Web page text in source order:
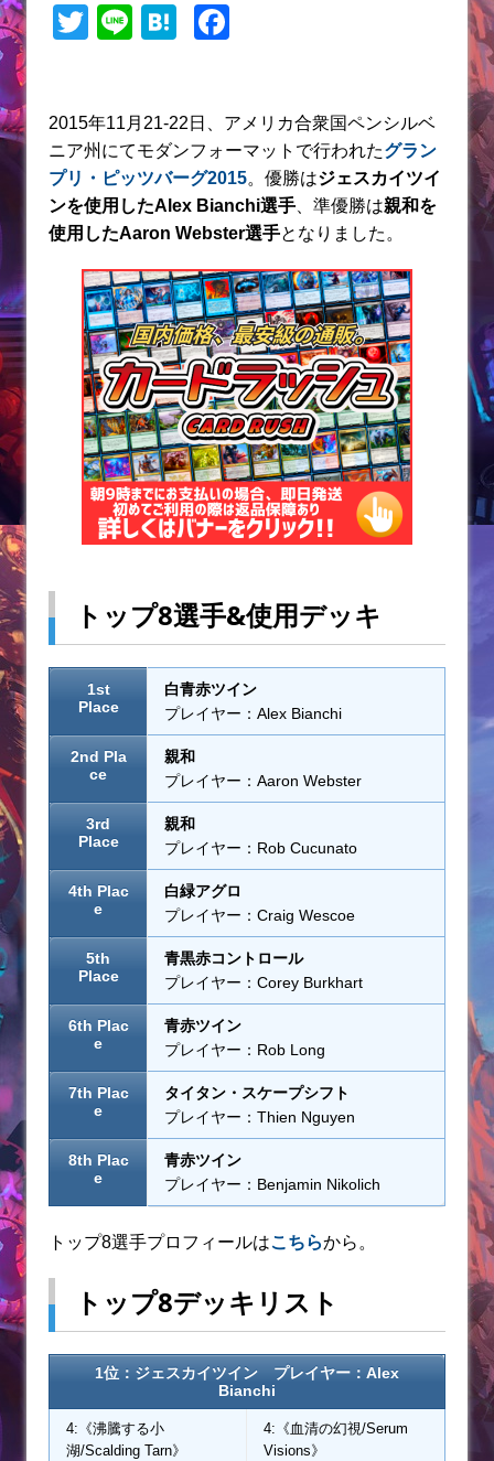
T
er
Li
H
n
a
e
b
o
o
k
2015年11月21-22日、アメリカ合衆国ペンシルベ
ニア州にてモダンフォーマットで行われたグラン
プリ・ピッツバーグ2015。優勝はジェスカイツイ
ンを使用したAlex Bianchi選手 、準優勝は親和を
使用したAaron Webster選手となりました。
トップ8選手&使用デッキ
1st
Place
白青赤ツイン
プレイヤー：Alex Bianchi
2nd Pla
ce
親和
プレイヤー：Aaron Webster
3rd
Place
親和
プレイヤー：Rob Cucunato
4th Plac
e
白緑アグロ
プレイヤー：Craig Wescoe
5th
Place
青黒赤コントロール
プレイヤー：Corey Burkhart
6th Plac
e
青赤ツイン
プレイヤー：Rob Long
7th Plac
e
タイタン・スケープシフト
プレイヤー：Thien Nguyen
8th Plac
e
青赤ツイン
プレイヤー：Benjamin Nikolich
トップ8選手プロフィールはこちらから。
トップ8デッキリスト
1位：ジェスカイツイン プレイヤー：Alex
Bianchi
4:《沸騰する小
湖/Scalding Tarn》
4:《血清の幻視/Serum
Visions》